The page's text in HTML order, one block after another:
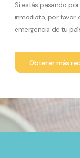
Si estás pasando
inmediata, por favor
emergencia de tu
Obtener más